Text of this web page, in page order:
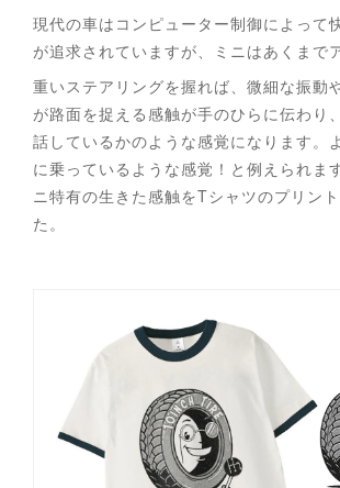
現代の車はコンピューター制御によって
が追求されていますが、ミニはあくまで
重いステアリングを握れば、微細な振動
が路面を捉える感触が手のひらに伝わり
話しているかのような感覚になります。
に乗っているような感覚！と例えられま
ニ特有の生きた感触をTシャツのプリン
た。